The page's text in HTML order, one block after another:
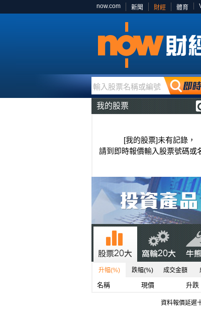
now.com 新聞 財經 體育
輸入股票名稱或編號
我的股票
[我的股票]未有記錄，
請到即時報價輸入股票號碼或
升幅(%) 跌幅(%) 成交金額
名稱 現價 升跌
資料報價延遲